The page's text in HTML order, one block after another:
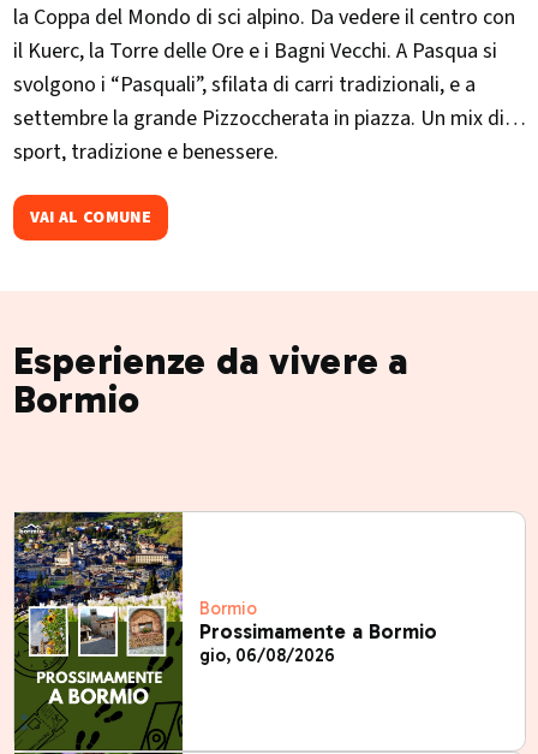
la Coppa del Mondo di sci alpino. Da vedere il centro con
il Kuerc, la Torre delle Ore e i Bagni Vecchi. A Pasqua si
svolgono i “Pasquali”, sfilata di carri tradizionali, e a
settembre la grande Pizzoccherata in piazza. Un mix di
sport, tradizione e benessere.
VAI AL COMUNE
Esperienze da vivere a
Bormio
Bormio
Prossimamente a Bormio
gio, 06/08/2026